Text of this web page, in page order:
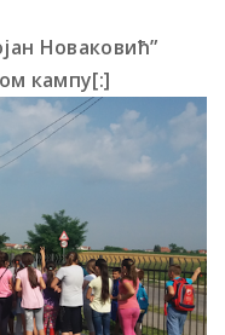
Новаковић”
кампу[:]